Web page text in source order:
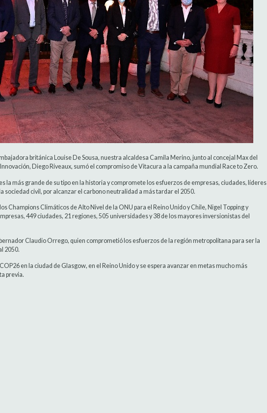
británica Louise De Sousa, nuestra alcaldesa Camila Merino, junto al concejal Max del
Diego Riveaux, sumó el compromiso de Vitacura a la campaña mundial Race to Zero.
la más grande de su tipo en la historia y compromete los esfuerzos de empresas, ciudades, líderes
sociedad civil, por alcanzar el carbono neutralidad a más tardar el 2050.
Champions Climáticos de Alto Nivel de la ONU para el Reino Unido y Chile, Nigel Topping y
449 ciudades, 21 regiones, 505 universidades y 38 de los mayores inversionistas del
Claudio Orrego, quien comprometió los esfuerzos de la región metropolitana para ser la
2050.
en la ciudad de Glasgow, en el Reino Unido y se espera avanzar en metas mucho más
previa.